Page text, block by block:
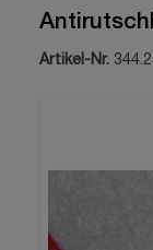
Artikel-Nr.